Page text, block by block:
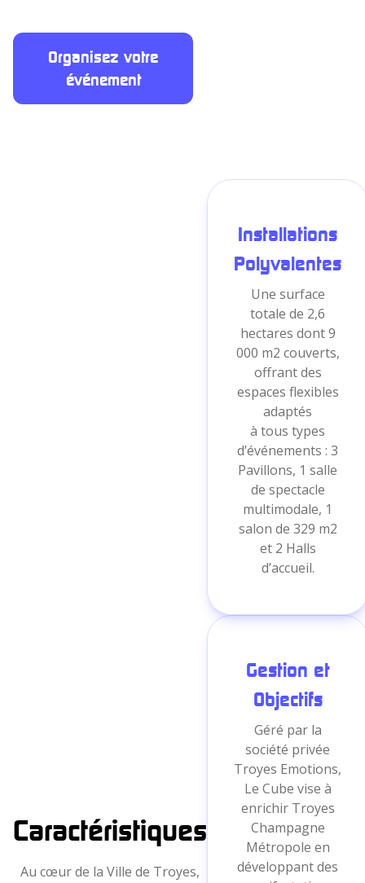
Organisez votre
événement
Caractéristiques
Au cœur de la Ville de Troyes,
Installations
Polyvalentes
Une surface
totale de 2,6
hectares dont 9
000 m2 couverts,
offrant des
espaces flexibles
adaptés
à tous types
d’événements : 3
Pavillons, 1 salle
de spectacle
multimodale, 1
salon de 329 m2
et 2 Halls
d’accueil.
Gestion et
Objectifs
Géré par la
société privée
Troyes Emotions,
Le Cube vise à
enrichir Troyes
Champagne
Métropole en
développant des